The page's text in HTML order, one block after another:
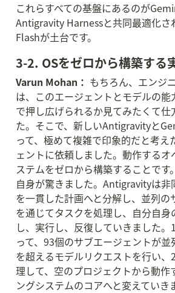
これらすべての基盤にあるのが
Antigravity Harnessと共同最適化さ
Flashが土台です。
3-2. OSをゼロから構築する
Varun Mohan： もちろん、エンジ
は、このエージェントとモデルの能
で押し広げられるか見てみたくて仕
た。そこで、新しいAntigravityと
って、極めて複雑で印象的だと考え
ェントに依頼しました。動作するオ
ステムをゼロから構築することです
自身が驚きました。Antigravityは非
を一貫した計画へと分解し、並列の
を通じてタスクを処理し、自分自身
し、実行し、反復していきました
って、93個のサブエージェントが並
を超えるモデルリクエストを行い、
理して、空のプロジェクトから動作
ングシステムのコアへと変えていき